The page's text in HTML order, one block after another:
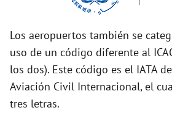
Los aeropuertos también se
uso de un código diferente al
los dos). Este código es el IATA
Aviación Civil Internacional, el
tres letras.